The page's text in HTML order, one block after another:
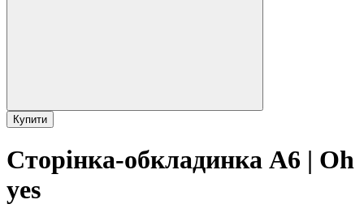
Купити
Сторінка-обкладинка А6 | Oh
yes